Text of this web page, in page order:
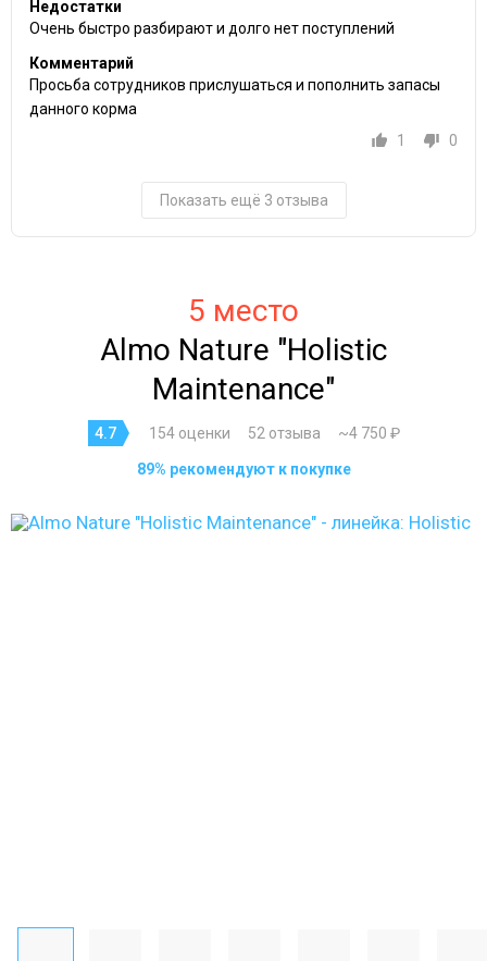
Недостатки
Очень быстро разбирают и долго нет поступлений
Комментарий
Просьба сотрудников прислушаться и пополнить запасы
данного корма
1
0
Показать ещё 3 отзыва
5 место
Almo Nature "Holistic
Maintenance"
4.7 154 оценки 52 отзыва ~4 750 ₽
89% рекомендуют к покупке